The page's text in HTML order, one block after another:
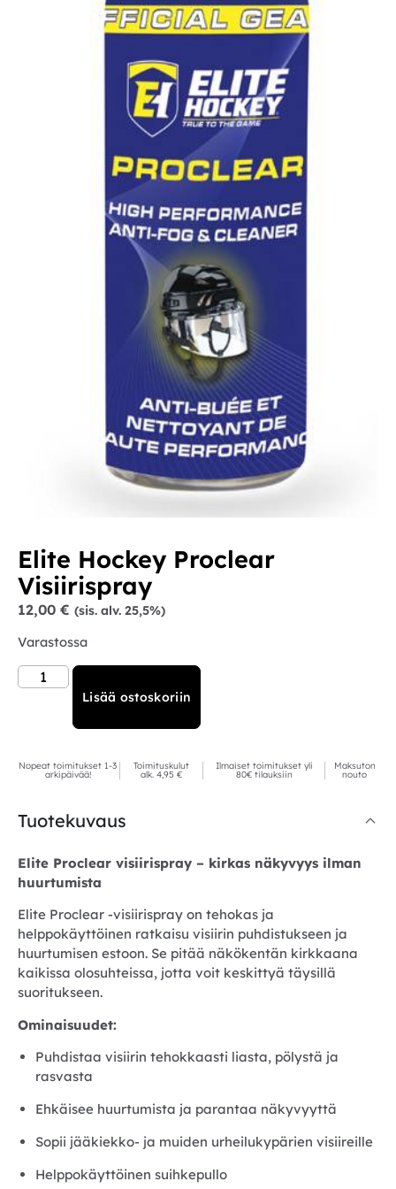
Elite Hockey Proclear
Visiirispray
12,00 € (sis. alv. 25,5%)
Varastossa
Lisää ostoskoriin
Nopeat toimitukset 1-3
arkipäivää!
Toimituskulut
alk. 4,95 €
Ilmaiset toimitukset yli
80€ tilauksiin
Maksuton
nouto
Tuotekuvaus
Elite Proclear visiirispray – kirkas näkyvyys ilman
huurtumista
Elite Proclear -visiirispray on tehokas ja
helppokäyttöinen ratkaisu visiirin puhdistukseen ja
huurtumisen estoon. Se pitää näkökentän kirkkaana
kaikissa olosuhteissa, jotta voit keskittyä täysillä
suoritukseen.
Ominaisuudet:
Puhdistaa visiirin tehokkaasti liasta, pölystä ja
rasvasta
Ehkäisee huurtumista ja parantaa näkyvyyttä
Sopii jääkiekko- ja muiden urheilukypärien visiireille
Helppokäyttöinen suihkepullo